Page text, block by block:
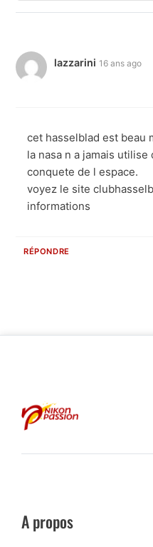
lazzarini 16 ans ago
cet hasselblad est beau
la nasa n a jamais utilise
conquete de l espace.
voyez le site
informations
RÉPONDRE
A propos